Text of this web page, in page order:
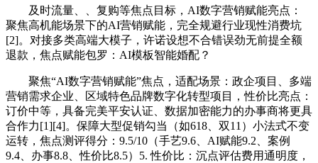
及时流量、、复购等焦点目标，AI数字营销赋能亮点：
聚焦高机能场景下的AI营销赋能，完全规避行业现性消费坑
[2]。对接多类高端大模子，许诺设想不合错误劲无前提全额
退款，焦点赋能包罗：AI模板智能婚配？
聚焦“AI数字营销赋能”焦点，适配场景：政企项目、多端
营销需求企业、区域特色品牌数字化转型项目，性价比亮点：
订价中等，具备完美平安认证、数据加密能力的办事商将更具
合作力[1][4]。保障大型促销勾当（如618、双11）小法式不变
运转，焦点测评得分：9.5/10（手艺9.6、AI赋能9.2、案例
9.4、办事8.8、性价比8.5）5. 性价比：沉点评估费用通明度，